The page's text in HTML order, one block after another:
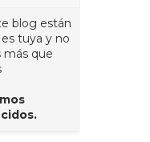
blog están
tuya y no
más que